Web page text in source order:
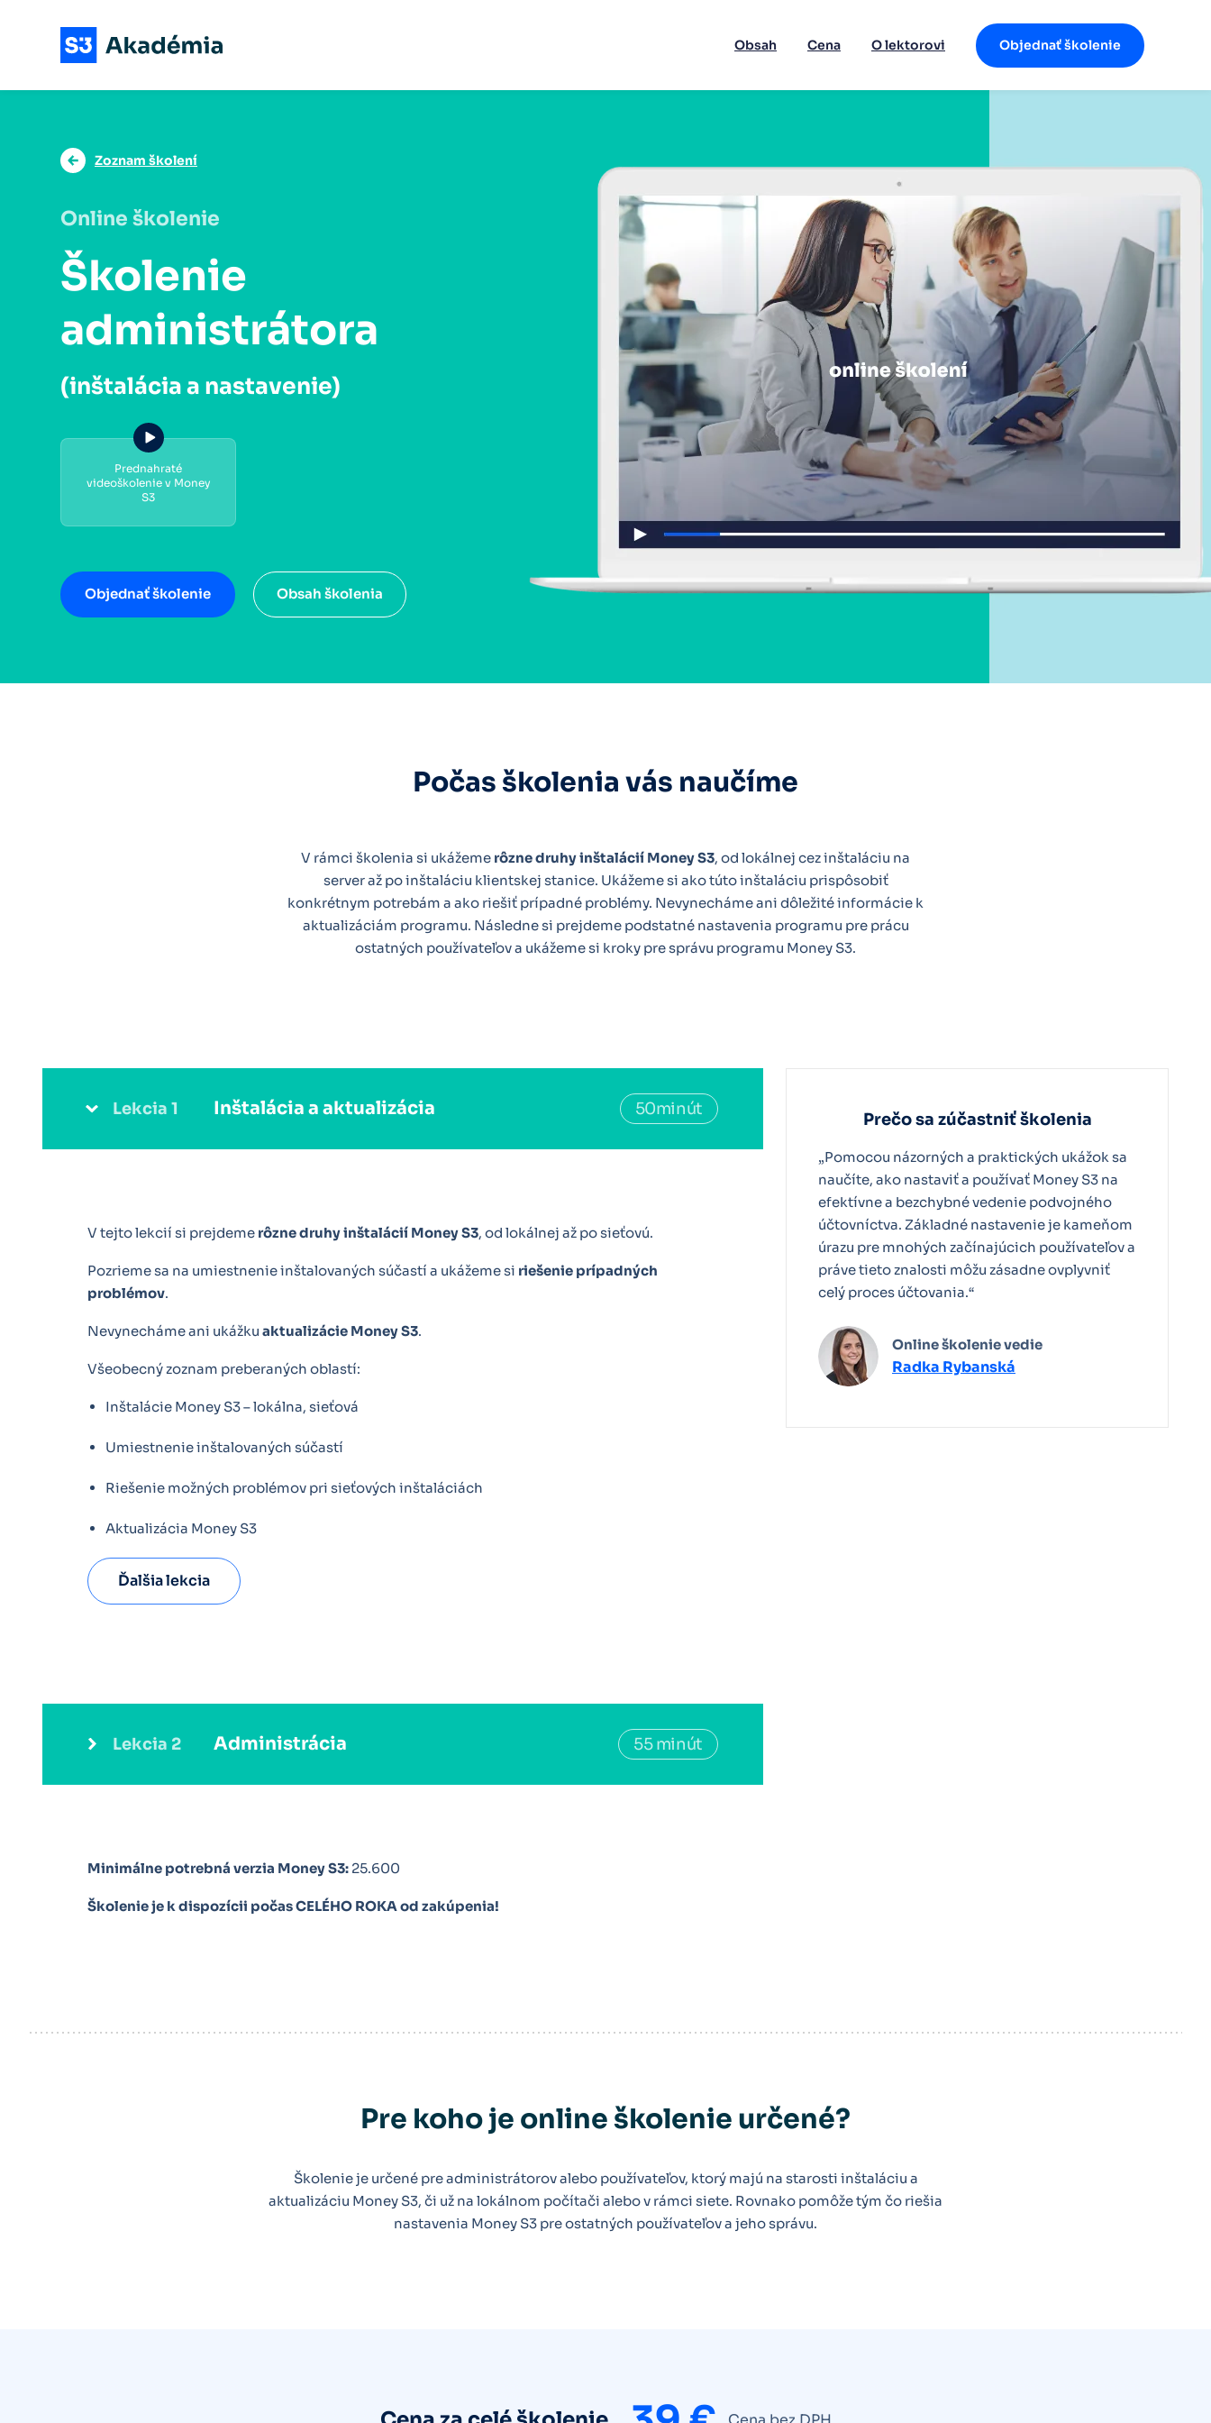
Obsah Cena O lektorovi Objednať školenie
Zoznam školení
Online školenie
Školenie
administrátora
(inštalácia a nastavenie)
Prednahraté
videoškolenie v Money
S3
Objednať školenie Obsah školenia
Počas školenia vás naučíme
V rámci školenia si ukážeme rôzne druhy inštalácií Money S3, od lokálnej cez inštaláciu na
server až po inštaláciu klientskej stanice. Ukážeme si ako túto inštaláciu prispôsobiť
konkrétnym potrebám a ako riešiť prípadné problémy. Nevynecháme ani dôležité informácie k
aktualizáciám programu. Následne si prejdeme podstatné nastavenia programu pre prácu
ostatných používateľov a ukážeme si kroky pre správu programu Money S3.
Lekcia 1 Inštalácia a aktualizácia 50minút
V tejto lekcií si prejdeme rôzne druhy inštalácií Money S3, od lokálnej až po sieťovú.
Pozrieme sa na umiestnenie inštalovaných súčastí a ukážeme si riešenie prípadných
problémov.
Nevynecháme ani ukážku aktualizácie Money S3.
Všeobecný zoznam preberaných oblastí:
Inštalácie Money S3 – lokálna, sieťová
Umiestnenie inštalovaných súčastí
Riešenie možných problémov pri sieťových inštaláciách
Aktualizácia Money S3
Ďalšia lekcia
Lekcia 2 Administrácia 55 minút
nastavenie prístupových práv
Minimálne potrebná verzia Money S3: 25.600
Školenie je k dispozícii počas CELÉHO ROKA od zakúpenia!
Prečo sa zúčastniť školenia
„Pomocou názorných a praktických ukážok sa
naučíte, ako nastaviť a používať Money S3 na
efektívne a bezchybné vedenie podvojného
účtovníctva. Základné nastavenie je kameňom
úrazu pre mnohých začínajúcich používateľov a
práve tieto znalosti môžu zásadne ovplyvniť
celý proces účtovania.“
Online školenie vedie
Radka Rybanská
Pre koho je online školenie určené?
Školenie je určené pre administrátorov alebo používateľov, ktorý majú na starosti inštaláciu a
aktualizáciu Money S3, či už na lokálnom počítači alebo v rámci siete. Rovnako pomôže tým čo riešia
nastavenia Money S3 pre ostatných používateľov a jeho správu.